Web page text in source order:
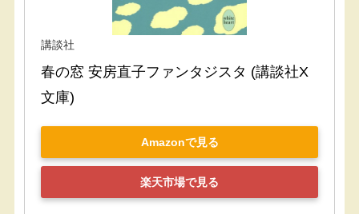
講談社
春の窓 安房直子ファンタジスタ (講談社X
文庫)
Amazonで見る
楽天市場で見る